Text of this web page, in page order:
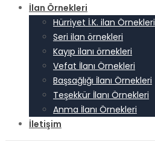
İlan Örnekleri
Hürriyet İ.K. ilan Örnekleri
Seri ilan örnekleri
Kayıp ilanı örnekleri
Vefat İlanı Örnekleri
Başsağlığı İlanı Örnekleri
Teşekkür İlanı Örnekleri
Anma İlanı Örnekleri
İletişim